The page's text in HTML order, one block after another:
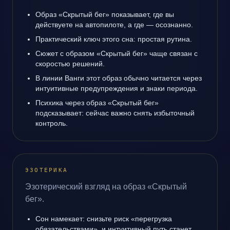
Образ «Скрытый бег» показывает, где вы
действуете на автопилоте, а где — осознанно.
Практический ключ этого сна: простая рутина.
Сюжет с образом «Скрытый бег» чаще связан с
скоростью решений.
В линии Ванги этот образ обычно читается через
интуитивные предупреждения и знаки периода.
Психика через образ «Скрытый бег»
подсказывает: сейчас важно снять избыточный
контроль.
ЭЗОТЕРИКА
Эзотерический взгляд на образ «Скрытый
бег».
Сон намекает: снизьте риск «перегрузка